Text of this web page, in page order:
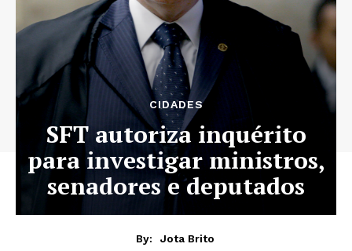
CIDADES
SFT autoriza inquérito
para investigar ministros,
senadores e deputados
By:
Jota Brito